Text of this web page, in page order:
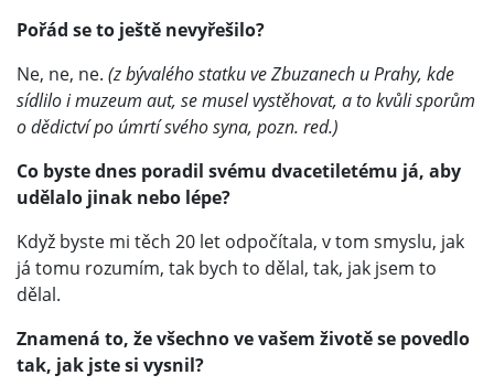
Pořád se to ještě nevyřešilo?
Ne, ne, ne. (z bývalého statku ve Zbuzanech u Prahy, kde
sídlilo i muzeum aut, se musel vystěhovat, a to kvůli sporům
o dědictví po úmrtí svého syna, pozn. red.)
Co byste dnes poradil svému dvacetiletému já, aby
udělalo jinak nebo lépe?
Když byste mi těch 20 let odpočítala, v tom smyslu, jak
já tomu rozumím, tak bych to dělal, tak, jak jsem to
dělal.
Znamená to, že všechno ve vašem životě se povedlo
tak, jak jste si vysnil?